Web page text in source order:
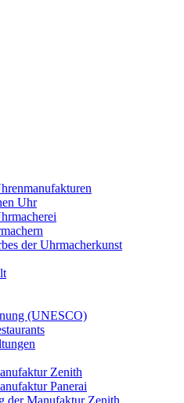
Uhr
der Uhrmacherkunst
(UNESCO)
Zenith
Panerai
der Manufaktur Zenith